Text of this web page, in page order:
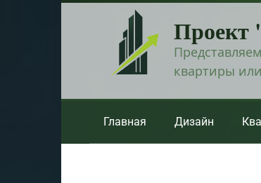
Проект
квартиры
Главная Дизайн